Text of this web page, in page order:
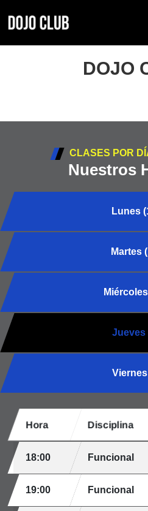
DOJO
CLASES POR
Nuestros
Lunes
Martes
Jueves
Viernes
Hora Disciplina
18:00 Funcional
19:00 Funcional